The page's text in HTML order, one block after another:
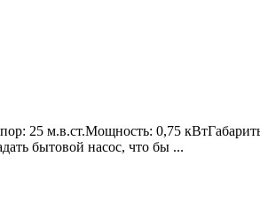
25 м.в.ст.Мощность: 0,75
бытовой насос, что бы ...